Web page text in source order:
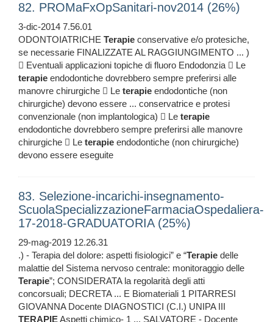
82. PROMaFxOpSanitari-nov2014 (26%)
3-dic-2014 7.56.01
ODONTOIATRICHE Terapie conservative e/o protesiche,
se necessarie FINALIZZATE AL RAGGIUNGIMENTO ... )
 Eventuali applicazioni topiche di fluoro Endodonzia  Le
terapie endodontiche dovrebbero sempre preferirsi alle
manovre chirurgiche  Le terapie endodontiche (non
chirurgiche) devono essere ... conservatrice e protesi
convenzionale (non implantologica)  Le terapie
endodontiche dovrebbero sempre preferirsi alle manovre
chirurgiche  Le terapie endodontiche (non chirurgiche)
devono essere eseguite
83. Selezione-incarichi-insegnamento-
ScuolaSpecializzazioneFarmaciaOspedaliera-
17-2018-GRADUATORIA (25%)
29-mag-2019 12.26.31
.) - Terapia del dolore: aspetti fisiologici” e “Terapie delle
malattie del Sistema nervoso centrale: monitoraggio delle
Terapie”; CONSIDERATA la regolarità degli atti
concorsuali; DECRETA ... E Biomateriali 1 PITARRESI
GIOVANNA Docente DIAGNOSTICI (C.I.) UNIPA III
TERAPIEAspetti chimico- 1 ... SALVATORE - Docente